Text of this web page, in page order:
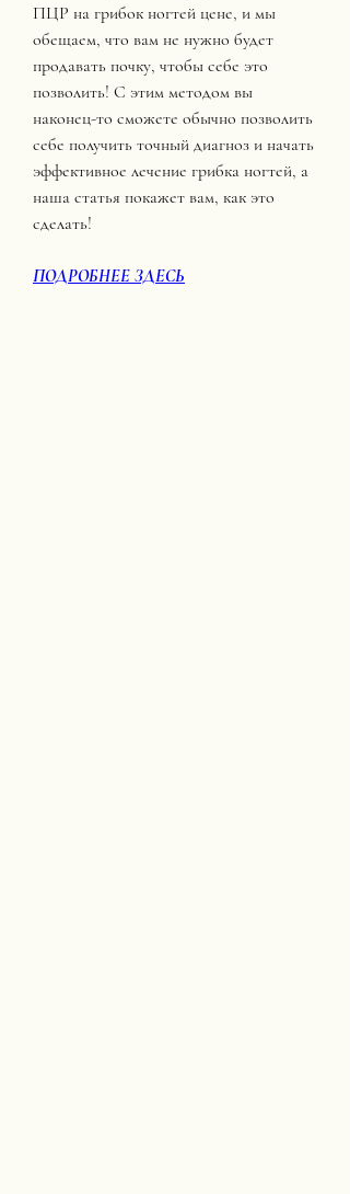
ПЦР на грибок ногтей цене, и мы
обещаем, что вам не нужно будет
продавать почку, чтобы себе это
позволить! С этим методом вы
наконец-то сможете обычно позволить
себе получить точный диагноз и начать
эффективное лечение грибка ногтей, а
наша статья покажет вам, как это
сделать!
ПОДРОБНЕЕ ЗДЕСЬ